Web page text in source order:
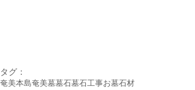
タグ：
奄美本島奄美墓墓石墓石工事お墓石材